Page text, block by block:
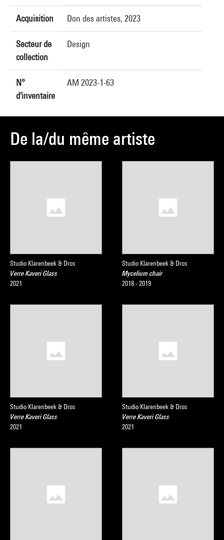
Acquisition Don des artistes, 2023
Secteur de
collection
Design
N°
d'inventaire
AM 2023-1-63
De la/du même artiste
Studio Klarenbeek & Dros
Verre Kaveri Glass
2021
Studio Klarenbeek & Dros
Mycelium chair
2018 - 2019
Studio Klarenbeek & Dros
Verre Kaveri Glass
2021
Studio Klarenbeek & Dros
Verre Kaveri Glass
2021